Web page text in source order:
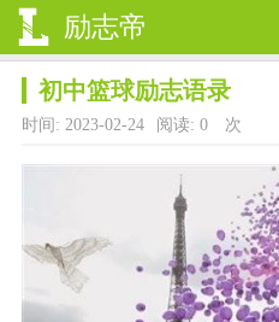
励志帝
初中篮球励志语录
时间: 2023-02-24 阅读: 0 次